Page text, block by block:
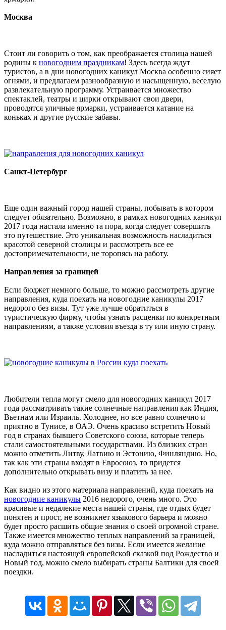
Москва
Стоит ли говорить о том, как преображается столица нашей
родины к новогодним праздникам! Здесь всегда ждут
туристов, а в дни новогодних каникул Москва особенно сияет
огнями, и предлагаем разнообразную и насыщенную, веселую
развлекательную программу. Устраивается множество
спектаклей, театры и цирки открывают свои двери,
проводятся уличные ярмарки, устраивается катание на
коньках и другие русские забавы.
Санкт-Петербург
Еще один важный город нашей страны, побывать в котором
следует обязательно. Возможно, в рамках новогодних каникул
2017 года настала именно та пора, когда следует совершить
это путешествие. Это уникальная возможность насладиться
красотой северной столицы и рассмотреть все ее
достопримечательности, не торопясь на работу.
Направления за границей
Если бюджет немного больше, то можно рассмотреть другие
направления, куда поехать на новогодние каникулы 2017
недорого без визы. Тут уже лучше обратиться в
туристическую фирму, чтобы узнать расценки по конкретным
направлениям, а также условия въезда в ту или иную страну.
Любители тепла могут смело для новогодних каникул 2017
года рассматривать такие солнечные направления как Индия,
Вьетнам или Израиль. Холоднее, но все равно солнечно и
приятно в Тунисе, в ОАЭ. Очень красиво встретить Новый
год в странах бывшего Советского союза, которые теперь
стали самостоятельными государствами. Из близких стран
можно отметить Литву, Латвию и Эстонию, Финляндию. Но,
так как эти страны входят в Евросоюз, то придется
дополнительно открывать визу и платить за нее.
Как видно из этого материала направлений, куда поехать на
новогодние каникулы 2016 недорого, очень много. Это
красивые и недалекие места нашей страны, где отдых будет
понятен и прост, не возникнет языкового барьера и можно
будет просто расшить общие знания о своей огромной стране.
Также имеется множество теплых направлений за границей,
куда можно отправляться без визы. Если имеется желание
насладиться настоящей европейской сказкой под Рождество и
Новый год, можно смело выбирать страны Балтики для своей
поездки.